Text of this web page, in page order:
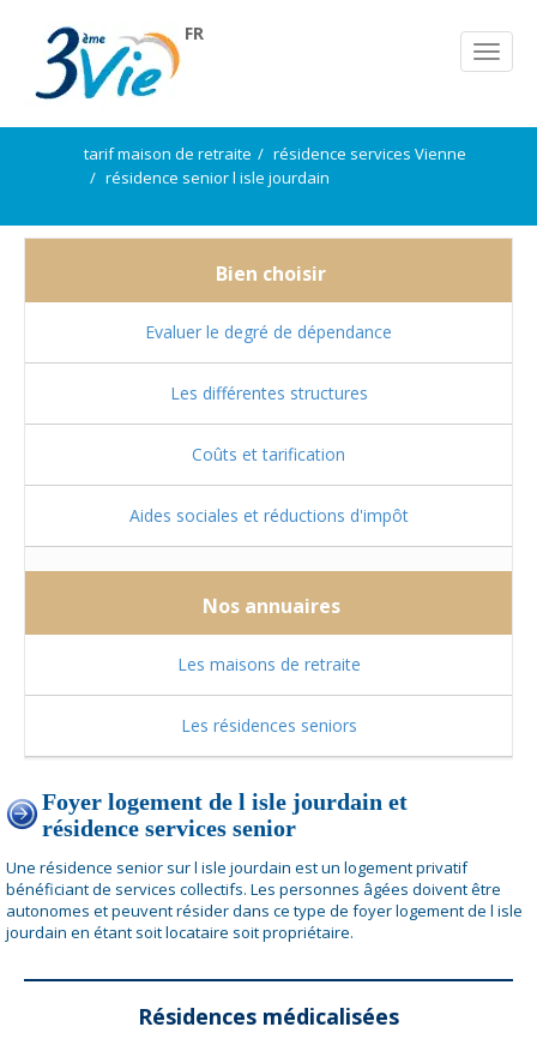
FR
tarif maison de retraite
résidence services Vienne
résidence senior l isle jourdain
Bien choisir
Evaluer le degré de dépendance
Les différentes structures
Coûts et tarification
Aides sociales et réductions d'impôt
Nos annuaires
Les maisons de retraite
Les résidences seniors
Foyer logement de l isle jourdain et
résidence services senior
Une résidence senior sur l isle jourdain est un logement privatif
bénéficiant de services collectifs. Les personnes âgées doivent être
autonomes et peuvent résider dans ce type de foyer logement de l isle
jourdain en étant soit locataire soit propriétaire.
Résidences médicalisées